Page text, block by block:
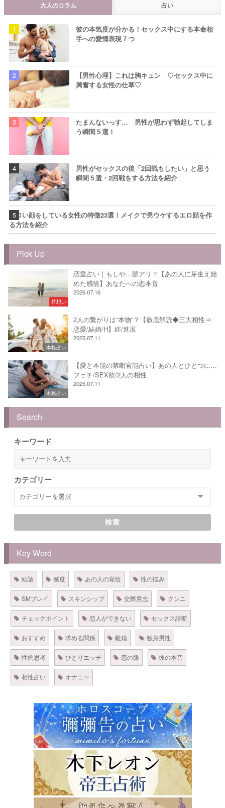
大人のコラム 占い
彼の本気度が分かる！セックス中にする本命相
手への愛情表現７つ
【男性心理】これは胸キュン ♡セックス中に
興奮する女性の仕草♡
たまんないっす… 男性が思わず勃起してしま
う瞬間５選！
男性がセックスの後「2回戦もしたい」と思う
瞬間５選・2回戦をする方法を紹介
エロい顔をしている女性の特徴23選！メイクで男ウケするエロ顔を作
る方法を紹介
Pick Up
片想い
恋愛占い｜もしや…脈アリ？【あの人に芽生え始
めた感情】あなたへの恋本音
2026.07.16
本格占い
2人の繋がりは“本物”？【徹底解読◆三大相性⇒
恋愛/結婚/H】絆/進展
2025.07.11
本格占い
【愛と本能の禁断官能占い】あの人とひとつに…
フェチ/SEX欲/2人の相性
2025.07.11
Search
キーワード
カテゴリー
検索
Key Word
結論 感度 あの人の覚悟 性の悩み
SMプレイ スキンシップ 交際意志 クンニ
チェックポイント 恋人ができない セックス診断
おすすめ 求める関係 離婚 独身男性
性的思考 ひとりエッチ 恋の脈 彼の本音
相性占い オナニー